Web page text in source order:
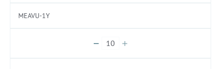
MEAVU-1Y